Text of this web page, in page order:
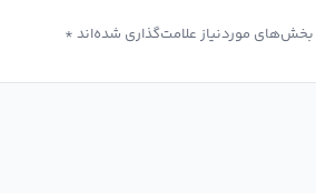
بخش‌های موردنیاز علامت‌گذاری شده‌اند *